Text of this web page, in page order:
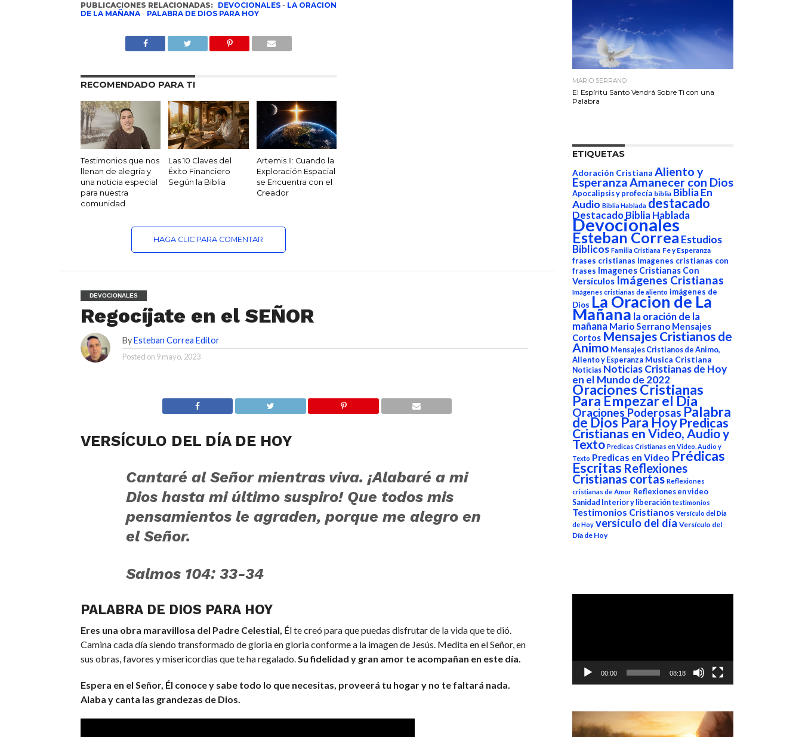
PUBLICACIONES RELACIONADAS: DEVOCIONALES- LA ORACION
DE LA MAÑANA- PALABRA DE DIOS PARA HOY
RECOMENDADO PARA TI
Testimonios que nos
llenan de alegría y
una noticia especial
para nuestra
comunidad
Las 10 Claves del
Éxito Financiero
Según la Biblia
Artemis II: Cuando la
Exploración Espacial
se Encuentra con el
Creador
HAGA CLIC PARA COMENTAR
DEVOCIONALES
Regocíjate en el SEÑOR
ByEsteban Correa Editor
Posted on 9 mayo, 2023
VERSÍCULO DEL DÍA DE HOY
Cantaré al Señor mientras viva. ¡Alabaré a mi
Dios hasta mi último suspiro! Que todos mis
pensamientos le agraden, porque me alegro en
el Señor.
Salmos 104: 33-34
PALABRA DE DIOS PARA HOY
Eres una obra maravillosa del Padre Celestial, Él te creó para que puedas disfrutar de la vida que te dió.
Camina cada día siendo transformado de gloria en gloria conforme a la imagen de Jesús. Medita en el Señor, en
sus obras, favores y misericordias que te ha regalado.Su fidelidad y gran amor te acompañan en este día.
Espera en el Señor, Él conoce y sabe todo lo que necesitas, proveerá tu hogar y no te faltará nada.
Alaba y canta las grandezas de Dios.
MARIO SERRANO
El Espíritu Santo Vendrá Sobre Ti con una
Palabra
ETIQUETAS
Adoración Cristiana Aliento y
EsperanzaAmanecer con Dios
Apocalipsis y profecía biblia Biblia En
Audio Biblia Hablada destacado
Destacado Biblia Hablada
Devocionales
Esteban Correa Estudios
Biblicos Familia Cristiana Fe y Esperanza
frases cristianas Imagenes cristianas con
frases Imagenes Cristianas Con
Versículos Imágenes Cristianas
Imágenes cristianas de aliento imágenes de
Dios La Oracion de La
Mañana la oración de la
mañana Mario Serrano Mensajes
Cortos Mensajes Cristianos de
Animo Mensajes Cristianos de Animo,
Aliento y Esperanza Musica Cristiana
Noticias Noticias Cristianas de Hoy
en el Mundo de 2022
Oraciones Cristianas
Para Empezar el Dia
Oraciones Poderosas Palabra
de Dios Para HoyPredicas
Cristianas en Video, Audio y
Texto Predicas Cristianas en Video, Audio y
Texto Predicas en Video Prédicas
Escritas Reflexiones
Cristianas cortas Reflexiones
cristianas de Amor Reflexiones en video
Sanidad Interior y liberación testimonios
Testimonios Cristianos Versículo del Dia
de Hoy versículo del día Versículo del
Día de Hoy
Reproductor
00:00 08:18